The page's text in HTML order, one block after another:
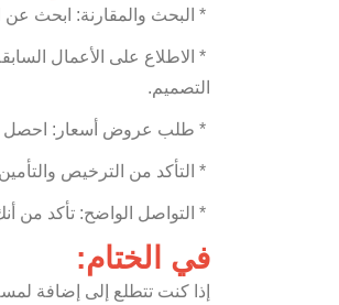
* البحث والمقارنة: ابحث عن
* الاطلاع على الأعمال
التصميم.
* طلب عروض أسعار: احصل
* التأكد من الترخيص
* التواصل الواضح: تأكد من
في الختام:
إذا كنت تتطلع إلى إضافة